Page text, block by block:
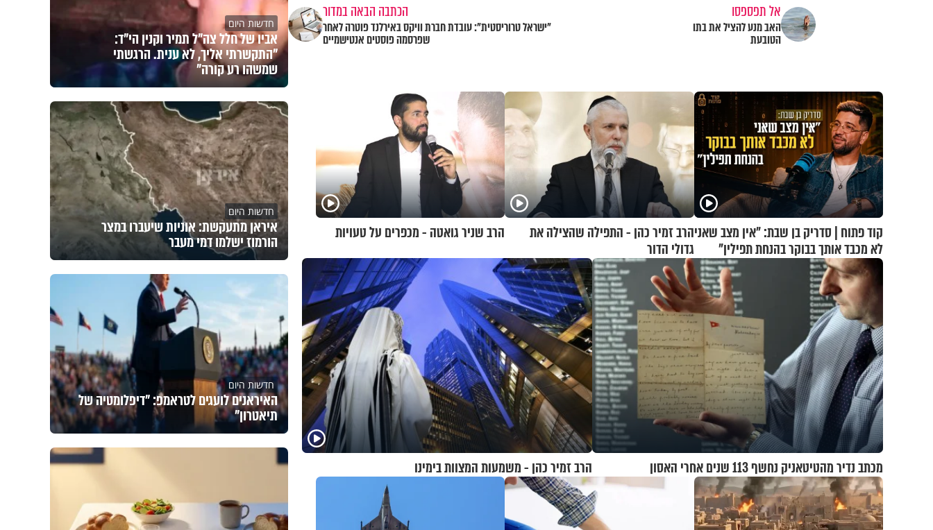
אל תפספסו
האב מנע להציל את בתו
הטובעת
הכתבה הבאה במדור
"ישראל טרוריסטית": עובדת חברת וויקס באירלנד פוטרה לאחר
שפרסמה פוסטים אנטישמיים
קוד פתוח | סדריק בן שבת: "אין מצב שאני
לא מכבד אותך בבוקר בהנחת תפילין"
הרב זמיר כהן - התפילה שהצילה את
גדולי הדור
הרב שניר גואטה - מכפרים על טעויות
מכתב נדיר מהטיטאניק נחשף 113 שנים אחרי האסון הרב זמיר כהן - משמעות המצוות בימינו
חדשות היום
אביו של חלל צה"ל תמיר וקנין הי"ד:
"התקשרתי אליך, לא ענית. הרגשתי
שמשהו רע קורה"
חדשות היום
איראן מתעקשת: אוניות שיעברו במצר
הורמוז ישלמו דמי מעבר
חדשות היום
האיראנים לועגים לטראמפ: "דיפלומטיה של
תיאטרון"